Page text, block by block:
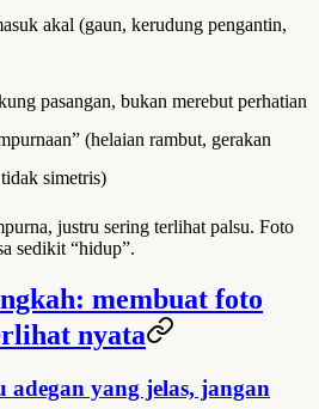
akal (gaun, kerudung pengantin,
pasangan, bukan merebut perhatian
(helaian rambut, gerakan
simetris)
justru sering terlihat palsu. Foto
sedikit “hidup”.
membuat foto
nyata
yang jelas, jangan